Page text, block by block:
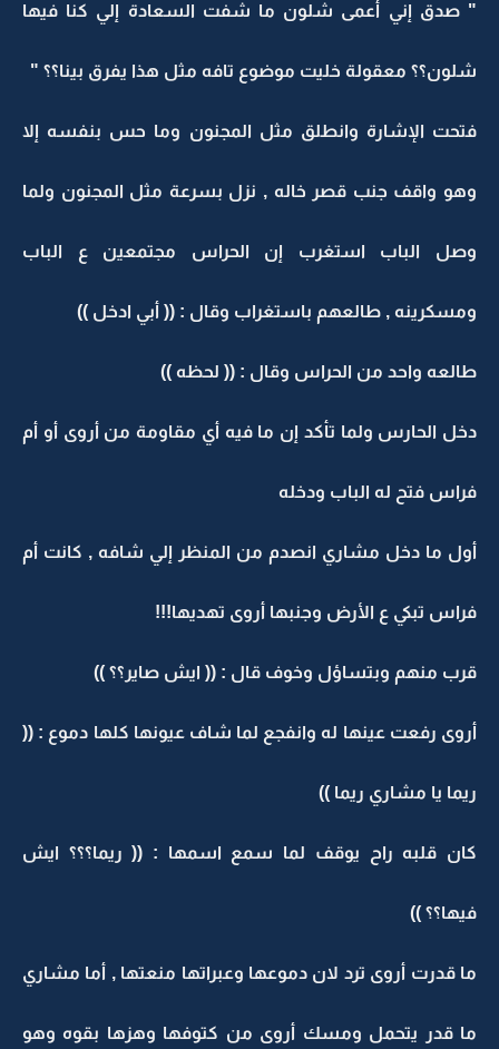
" صدق إني أعمى شلون ما شفت السعادة إلي كنا فيها
شلون؟؟ معقولة خليت موضوع تافه مثل هذا يفرق بينا؟؟ "
فتحت الإشارة وانطلق مثل المجنون وما حس بنفسه إلا
وهو واقف جنب قصر خاله , نزل بسرعة مثل المجنون ولما
وصل الباب استغرب إن الحراس مجتمعين ع الباب
ومسكرينه , طالعهم باستغراب وقال : (( أبي ادخل ))
طالعه واحد من الحراس وقال : (( لحظه ))
دخل الحارس ولما تأكد إن ما فيه أي مقاومة من أروى أو أم
فراس فتح له الباب ودخله
أول ما دخل مشاري انصدم من المنظر إلي شافه , كانت أم
فراس تبكي ع الأرض وجنبها أروى تهديها!!!
قرب منهم وبتساؤل وخوف قال : (( ايش صاير؟؟ ))
أروى رفعت عينها له وانفجع لما شاف عيونها كلها دموع : ((
ريما يا مشاري ريما ))
كان قلبه راح يوقف لما سمع اسمها : (( ريما؟؟؟ ايش
فيها؟؟ ))
ما قدرت أروى ترد لان دموعها وعبراتها منعتها , أما مشاري
ما قدر يتحمل ومسك أروى من كتوفها وهزها بقوه وهو